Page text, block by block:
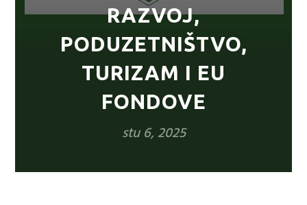
RAZVOJ,
PODUZETNIŠTVO,
TURIZAM I EU
FONDOVE
stu 6, 2025